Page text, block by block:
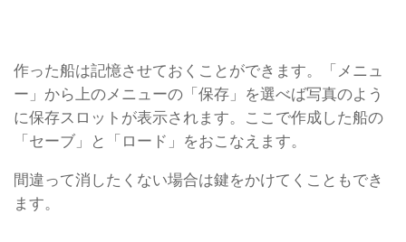
作った船は記憶させておくことができます。「メニュ
ー」から上のメニューの「保存」を選べば写真のよう
に保存スロットが表示されます。ここで作成した船の
「セーブ」と「ロード」をおこなえます。
間違って消したくない場合は鍵をかけてくこともでき
ます。